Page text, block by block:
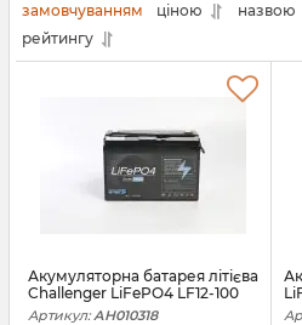
замовчуванням ціною
назвою
рейтингу
Акумуляторна батарея літієва
Challenger LiFePO4 LF12-100
Артикул: АН010318